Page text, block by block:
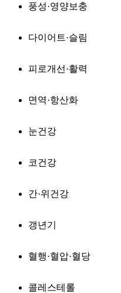
풍성·영양보충
다이어트·슬림
피로개선·활력
면역·항산화
눈건강
코건강
간·위건강
갱년기
혈행·혈압·혈당
콜레스테롤